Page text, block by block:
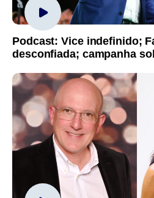
Podcast: Vice indefinido;
desconfiada; campanha